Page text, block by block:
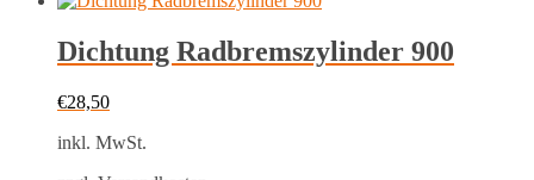
Dichtung Radbremszylinder 900
€28,50
inkl. MwSt.